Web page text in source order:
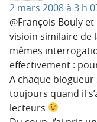
2 mars 2008 à 3 h
@François Bouly et
visioin similaire de
mêmes
effectivement :
A chaque
toujours quand il
lecteurs